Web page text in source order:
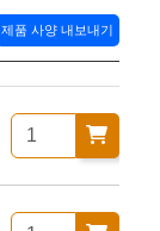
제품 사양 내보내기